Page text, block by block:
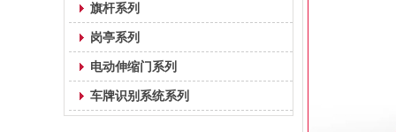
旗杆系列
岗亭系列
电动伸缩门系列
车牌识别系统系列